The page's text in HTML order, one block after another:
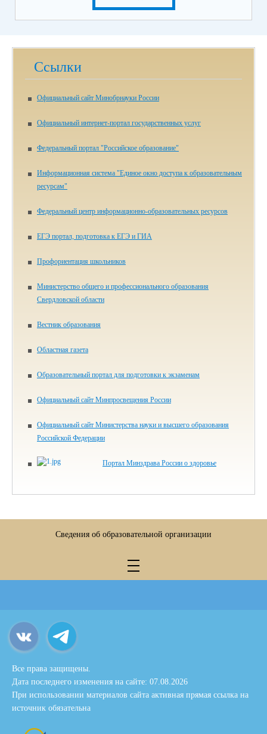
Ссылки
Официальный сайт Минобрнауки России
Официальный интернет-портал государственных услуг
Федеральный портал "Российское образование"
Информационная система "Единое окно доступа к образовательным
ресурсам"
Федеральный центр информационно-образовательных ресурсов
ЕГЭ портал, подготовка к ЕГЭ и ГИА
Профориентация школьников
Министерство общего и профессионального образования
Свердловской области
Вестник образования
Областная газета
Образовательный портал для подготовки к экзаменам
Официальный сайт Минпросвещения России
Официальный сайт Министерства науки и высшего образования
Российской Федерации
Портал Минздрава России о здоровье
Сведения об образовательной организации
Все права защищены.
Дата последнего изменения на сайте: 07.08.2026
При использовании материалов сайта активная прямая ссылка на
источник обязательна